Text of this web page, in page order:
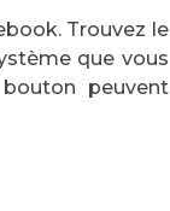
Trouvez le
que vous
peuvent